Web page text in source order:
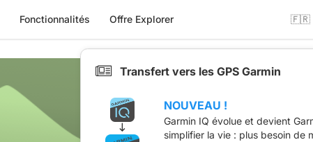
Fonctionnalités Offre Explorer 🇫🇷
Transfert vers les GPS Garmin
NOUVEAU !
Garmin IQ évolue et devient
simplifier la vie : plus besoin de